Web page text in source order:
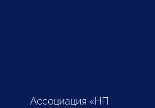
Ассоциация «НП